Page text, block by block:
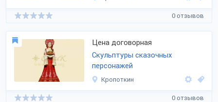
0 отзывов
Цена договорная
Скульптуры сказочных
персонажей
Кропоткин
0 отзывов